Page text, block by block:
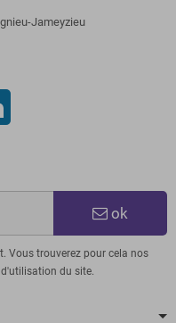
Jameyzieu
ok
Vous trouverez pour cela nos
du site.